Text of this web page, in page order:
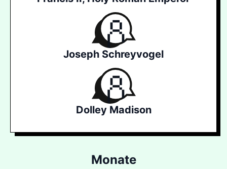
Joseph Schreyvogel
Dolley Madison
Monate